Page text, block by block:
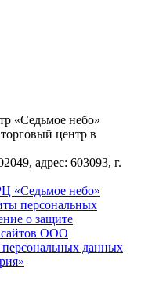
«Седьмое небо»
центр в
адрес: 603093, г.
«Седьмое небо»
персональных
о защите
сайтов ООО
персональных данных